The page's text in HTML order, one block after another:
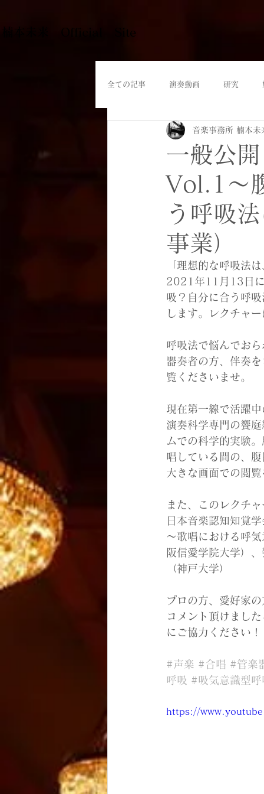
​楠本未来 Official Site
全ての記事 演奏動画 研究
一般公
Vol.1〜
う呼吸
事業）
音楽事務所 楠本未
「理想的な呼吸法
2021年11月13日に
吸？自分に合う呼
します。レクチャ
呼吸法で悩んでお
器奏者の方、伴奏
覧くださいませ。
現在第一線で活躍
演奏科学専門の饗
ムでの科学的実験
唱している間の、
大きな画面での閲
また、このレクチ
日本音楽認知知覚
〜歌唱における呼
阪信愛学院大学）
（神戸大学）
プロの方、愛好家
コメント頂けまし
にご協力ください！
#声楽 #合唱 #管楽
呼吸 #吸気意識型呼
https://